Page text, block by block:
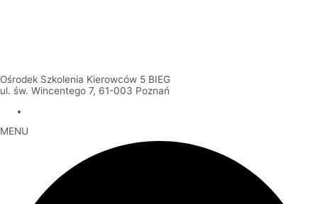
Ośrodek Szkolenia Kierowców 5 BIEG
ul. św. Wincentego 7, 61-003 Poznań
MENU